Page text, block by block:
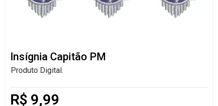
Insígnia Capitão PM
Produto Digital.
R$ 9,99